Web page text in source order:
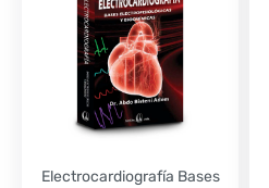
Electrocardiografía Bases